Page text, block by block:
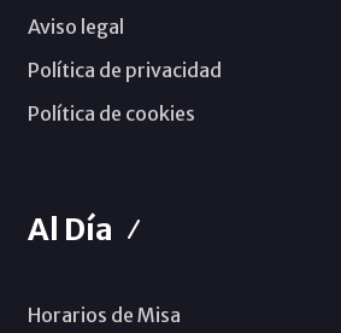
Aviso legal
Política de privacidad
Política de cookies
Al Día
Horarios de Misa